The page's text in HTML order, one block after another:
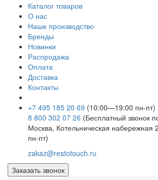
Каталог товаров
О нас
Наше производство
Бренды
Новинки
Распродажа
Оплата
Доставка
Контакты
+7 495 185 20 69 (10:00—19:00 пн-пт)
8 800 302 07 26 (Бесплатный звонок
Москва, Котельническая
пн-пт)
zakaz@restotouch.ru
Заказать звонок